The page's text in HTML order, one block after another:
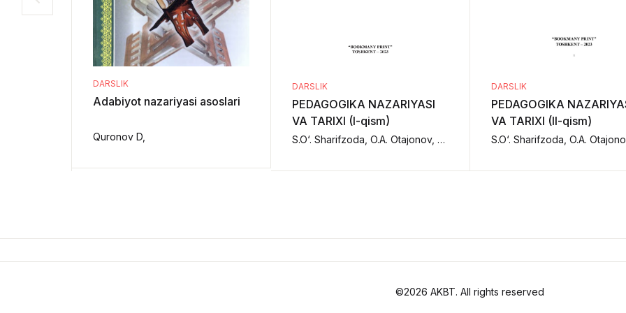
DARSLIK
Adabiyot nazariyasi asoslari
Quronov D,
DARSLIK
PEDAGOGIKA NAZARIYASI
VA TARIXI (I-qism)
S.O‘. Sharifzoda, O.A. Otajonov, N.R. Kutlimurotova, A.A. Matmurotov, A.D. Raximova.,
DARSLIK
PEDAGOGIKA
VA TARIXI (II-qism)
©2026 AKBT. All rights reserved